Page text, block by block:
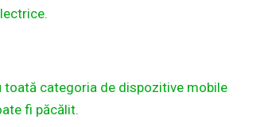
categoria de dispozitive mobile
fi păcălit.